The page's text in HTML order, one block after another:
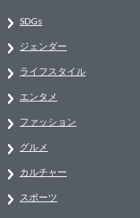
SDGs
ジェンダー
ライフスタイル
エンタメ
ファッション
グルメ
カルチャー
スポーツ